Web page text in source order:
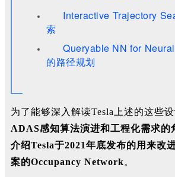
Interactive Trajectory
索
Queryable NN for
的路径规划
为了能够深入解读Tesla 上述的这些
ADAS感知算法演进和工程化需求的
介绍Tesla于2021年底发布的用来改
案的Occupancy Network。